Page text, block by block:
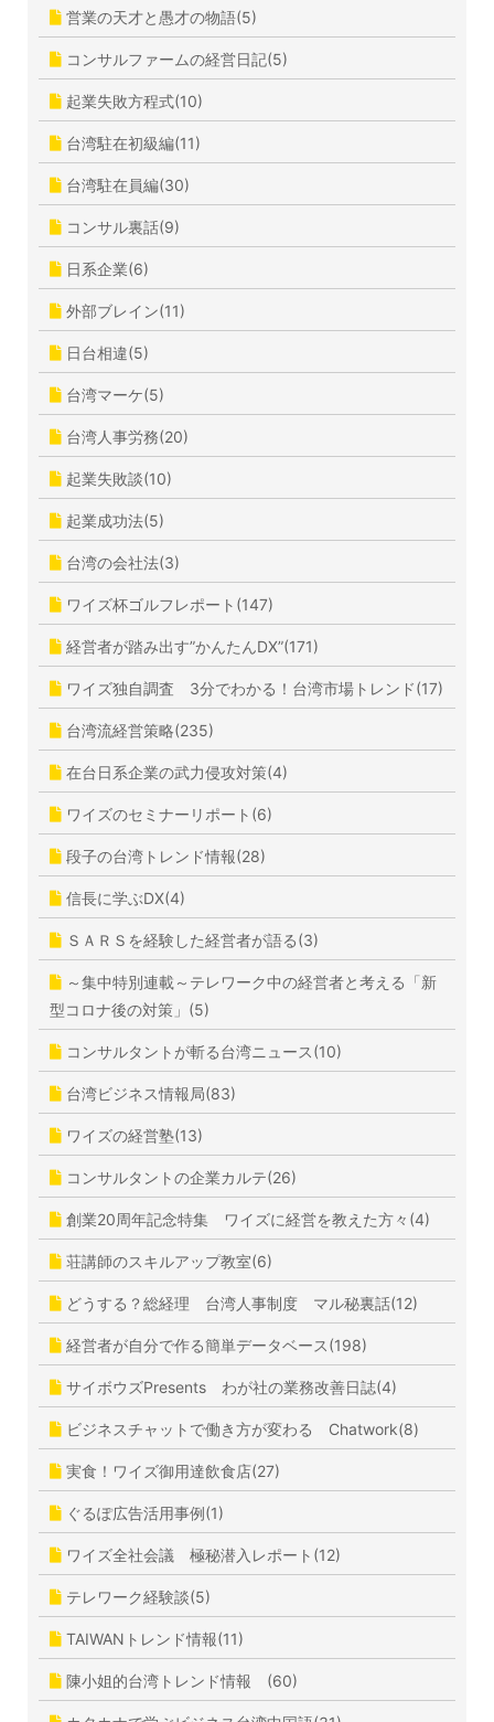
営業の天才と愚才の物語(5)
コンサルファームの経営日記(5)
起業失敗方程式(10)
台湾駐在初級編(11)
台湾駐在員編(30)
コンサル裏話(9)
日系企業(6)
外部ブレイン(11)
日台相違(5)
台湾マーケ(5)
台湾人事労務(20)
起業失敗談(10)
起業成功法(5)
台湾の会社法(3)
ワイズ杯ゴルフレポート(147)
経営者が踏み出す”かんたんDX”(171)
ワイズ独自調査 3分でわかる！台湾市場トレンド(17)
台湾流経営策略(235)
在台日系企業の武力侵攻対策(4)
ワイズのセミナーリポート(6)
段子の台湾トレンド情報(28)
信長に学ぶDX(4)
ＳＡＲＳを経験した経営者が語る(3)
～集中特別連載～テレワーク中の経営者と考える「新
型コロナ後の対策」(5)
コンサルタントが斬る台湾ニュース(10)
台湾ビジネス情報局(83)
ワイズの経営塾(13)
コンサルタントの企業カルテ(26)
創業20周年記念特集 ワイズに経営を教えた方々(4)
荘講師のスキルアップ教室(6)
どうする？総経理 台湾人事制度 マル秘裏話(12)
経営者が自分で作る簡単データベース(198)
サイボウズPresents わが社の業務改善日誌(4)
ビジネスチャットで働き方が変わる Chatwork(8)
実食！ワイズ御用達飲食店(27)
ぐるぽ広告活用事例(1)
ワイズ全社会議 極秘潜入レポート(12)
テレワーク経験談(5)
TAIWANトレンド情報(11)
陳小姐的台湾トレンド情報 (60)